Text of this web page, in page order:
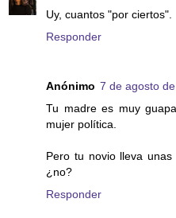
Uy, cuantos "por ciertos".
Responder
Anónimo 7 de agosto
Tu madre es muy
mujer política.
Pero tu novio lleva unas
¿no?
Responder